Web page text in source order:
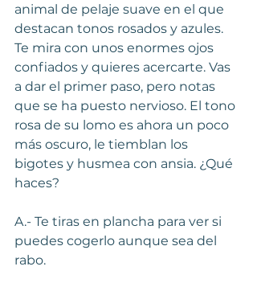
animal de pelaje suave en el que
destacan tonos rosados y azules.
Te mira con unos enormes ojos
confiados y quieres acercarte. Vas
a dar el primer paso, pero notas
que se ha puesto nervioso. El tono
rosa de su lomo es ahora un poco
más oscuro, le tiemblan los
bigotes y husmea con ansia. ¿Qué
haces?
A.- Te tiras en plancha para ver si
puedes cogerlo aunque sea del
rabo.